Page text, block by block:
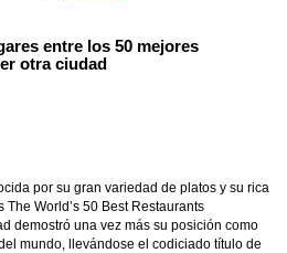
entre los 50 mejores
otra ciudad
por su gran variedad de platos y su rica
World’s 50 Best Restaurants
demostró una vez más su posición como
mundo, llevándose el codiciado título de